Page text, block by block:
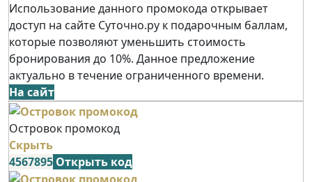
Использование данного промокода открывает
доступ на сайте Суточно.ру к подарочным баллам,
которые позволяют уменьшить стоимость
бронирования до 10%. Данное предложение
актуально в течение ограниченного времени.
На сайт
Островок промокод
Скрыть
4567895 Открыть код